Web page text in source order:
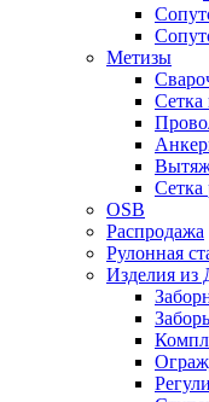
Метизы
Сетка
Сетка
OSB
Распродажа
Рулонная
Изделия